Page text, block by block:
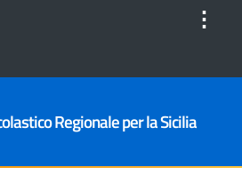
⋮
Regionale per la Sicilia